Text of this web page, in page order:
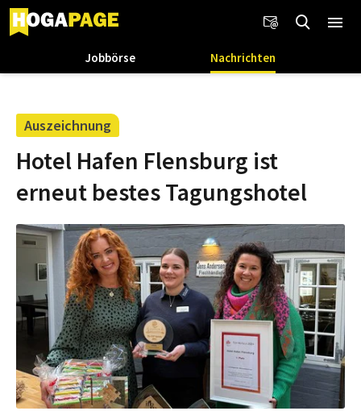
Jobbörse Nachrichten
Auszeichnung
Hotel Hafen Flensburg ist
erneut bestes Tagungshotel